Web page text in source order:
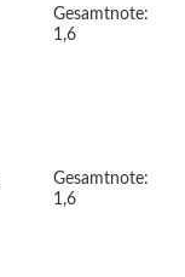
Gesamtnote:
1,6
Gesamtnote:
1,6